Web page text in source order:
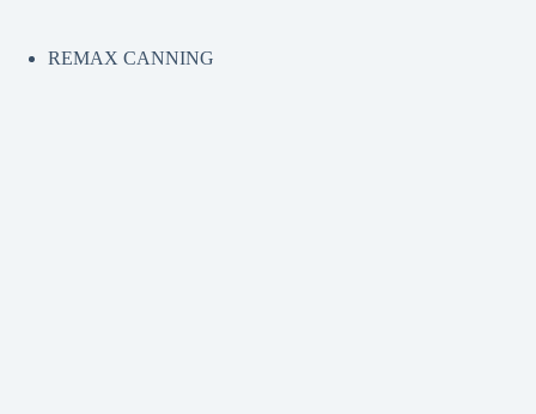
REMAX CANNING